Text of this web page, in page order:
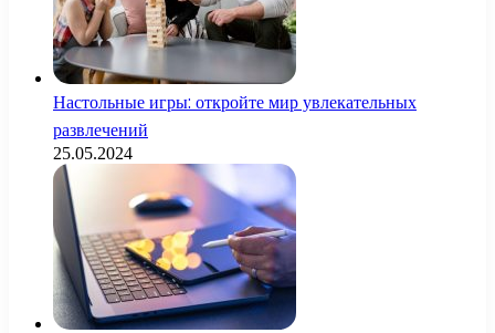
Настольные игры: откройте мир увлекательных
развлечений
25.05.2024